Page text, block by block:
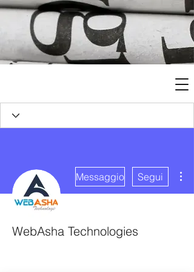
Messaggio Segui
WebAsha Technologies